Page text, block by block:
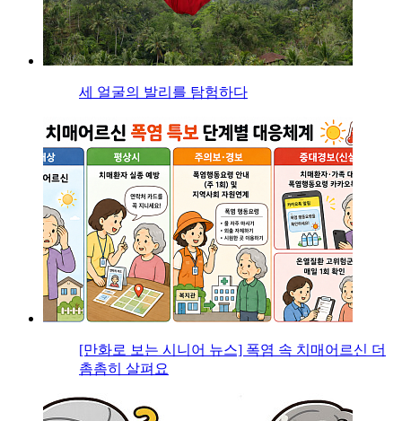
세 얼굴의 발리를 탐험하다
[만화로 보는 시니어 뉴스] 폭염 속 치매어르신 더
촘촘히 살펴요